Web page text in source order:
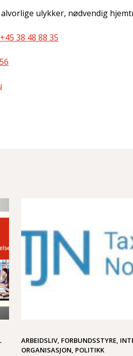
ulykker, nødvendig
+45 38 48 88 35
ARBEIDSLIV, FORBUNDSSTYRE,
ORGANISASJON, POLITIKK